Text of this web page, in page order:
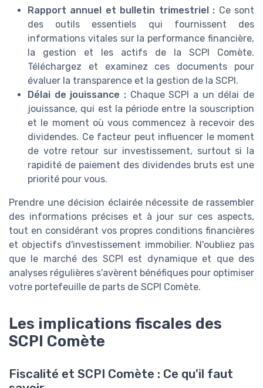
Rapport annuel et bulletin trimestriel : Ce sont
des outils essentiels qui fournissent des
informations vitales sur la performance financière,
la gestion et les actifs de la SCPI Comète.
Téléchargez et examinez ces documents pour
évaluer la transparence et la gestion de la SCPI.
Délai de jouissance : Chaque SCPI a un délai de
jouissance, qui est la période entre la souscription
et le moment où vous commencez à recevoir des
dividendes. Ce facteur peut influencer le moment
de votre retour sur investissement, surtout si la
rapidité de paiement des dividendes bruts est une
priorité pour vous.
Prendre une décision éclairée nécessite de rassembler
des informations précises et à jour sur ces aspects,
tout en considérant vos propres conditions financières
et objectifs d'investissement immobilier. N'oubliez pas
que le marché des SCPI est dynamique et que des
analyses régulières s'avèrent bénéfiques pour optimiser
votre portefeuille de parts de SCPI Comète.
Les implications fiscales des
SCPI Comète
Fiscalité et SCPI Comète : Ce qu'il faut